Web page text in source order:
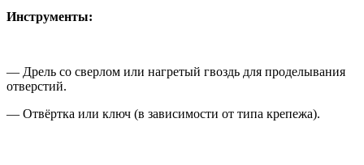
Инструменты:
— Дрель со сверлом или нагретый гвоздь для проделывания
отверстий.
— Отвёртка или ключ (в зависимости от типа крепежа).